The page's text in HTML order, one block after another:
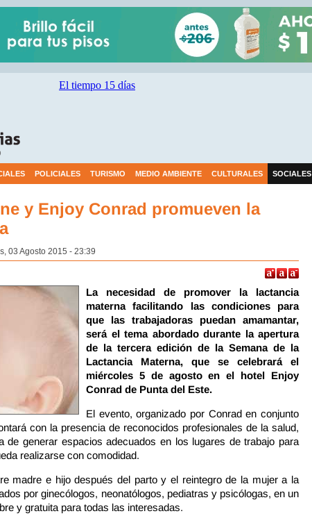
POLICIALES TURISMO MEDIO AMBIENTE CULTURALES SOCIALES
y Enjoy Conrad promueven la
03 Agosto 2015 - 23:39
La necesidad de promover la lactancia
materna facilitando las condiciones para
que las trabajadoras puedan amamantar,
será el tema abordado durante la apertura
de la tercera edición de la Semana de la
Lactancia Materna, que se celebrará el
miércoles 5 de agosto en el hotel Enjoy
Conrad de Punta del Este.
El evento, organizado por Conrad en conjunto
con la presencia de reconocidos profesionales de la salud,
de generar espacios adecuados en los lugares de trabajo para
realizarse con comodidad.
madre e hijo después del parto y el reintegro de la mujer a la
por ginecólogos, neonatólogos, pediatras y psicólogas, en un
y gratuita para todas las interesadas.